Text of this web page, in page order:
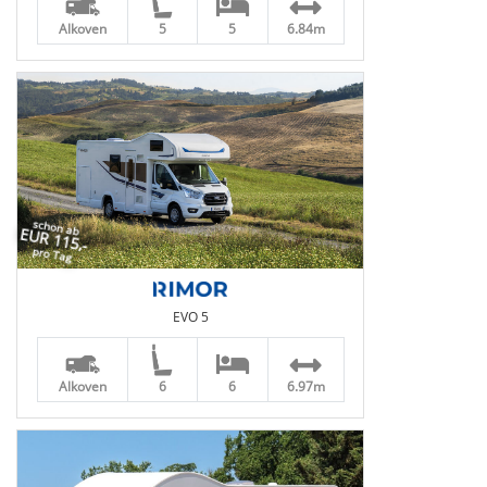
Alkoven 5 5 6.84m
schon ab
EUR 115,-
pro Tag
EVO 5
Alkoven 6 6 6.97m